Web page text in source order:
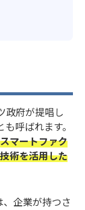
政府が提唱し
呼ばれます。
スマートファク
術を活用した
企業が持つさ